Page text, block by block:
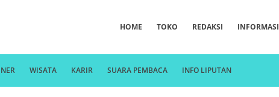
HOME TOKO REDAKSI INFORMASI
WISATA KARIR SUARA PEMBACA INFO LIPUTAN